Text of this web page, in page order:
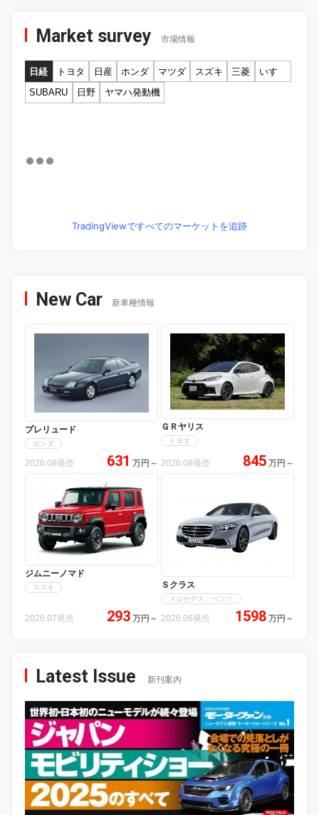
Market survey 市場情報
日経 トヨタ 日産 ホンダ マツダ スズキ 三菱
いすゞ
SUBARU
日野 ヤマハ発動機
TradingViewですべてのマーケットを追跡
New Car 新車種情報
プレリュード
ホンダ
2026.08発売 631 万円 ～
ＧＲヤリス
トヨタ
2026.08発売 845 万円 ～
ジムニーノマド
スズキ
2026.07発売 293 万円 ～
Ｓクラス
メルセデス・ベンツ
2026.06発売 1598 万円 ～
Latest Issue 新刊案内